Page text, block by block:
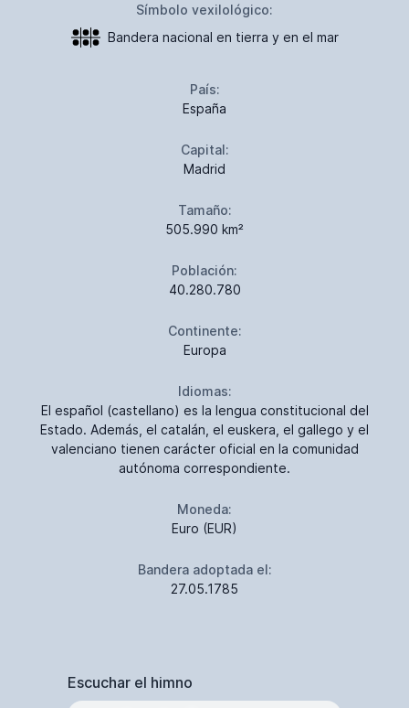
Símbolo vexilológico:
Bandera nacional en tierra y en el mar
País:
España
Capital:
Madrid
Tamaño:
505.990 km²
Población:
40.280.780
Continente:
Europa
Idiomas:
El español (castellano) es la lengua constitucional del
Estado. Además, el catalán, el euskera, el gallego y el
valenciano tienen carácter oficial en la comunidad
autónoma correspondiente.
Moneda:
Euro (EUR)
Bandera adoptada el:
27.05.1785
Escuchar el himno